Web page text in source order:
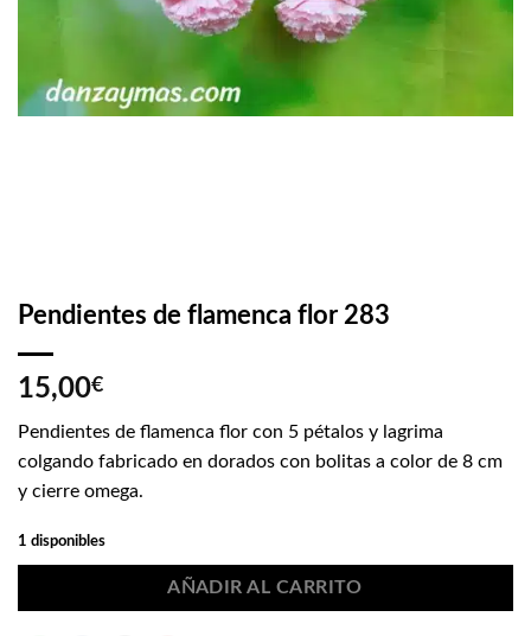
Pendientes de flamenca flor 283
15,00€
Pendientes de flamenca flor con 5 pétalos y lagrima
colgando fabricado en dorados con bolitas a color de 8 cm
y cierre omega.
1 disponibles
AÑADIR AL CARRITO